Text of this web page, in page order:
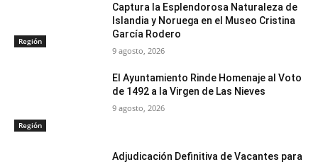
Región
Captura la Esplendorosa Naturaleza de
Islandia y Noruega en el Museo Cristina
García Rodero
9 agosto, 2026
Región
El Ayuntamiento Rinde Homenaje al Voto
de 1492 a la Virgen de Las Nieves
9 agosto, 2026
Adjudicación Definitiva de Vacantes para